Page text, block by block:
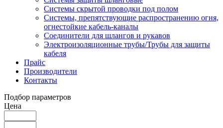
Системы скрытой проводки под полом
Системы, препятствующие распространению огня,
огнестойкие кабель-каналы
Соединители для шлангов и рукавов
Электроизоляционные трубы/Трубы для защиты
кабеля
Прайс
Производители
Контакты
Подбор параметров
Цена